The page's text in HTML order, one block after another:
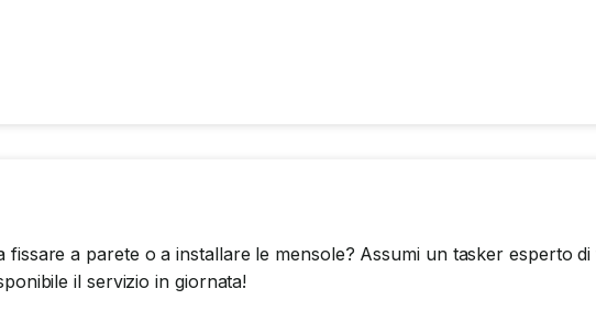
fissare a parete o a installare le mensole? Assumi un tasker esperto di
il servizio in giornata!